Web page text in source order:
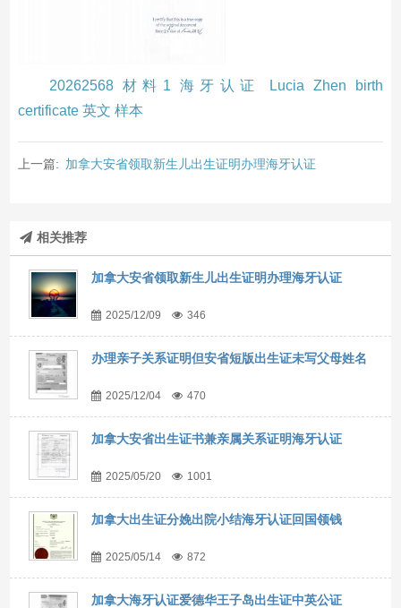
20262568 材料1 海牙认证 Lucia Zhen birth
certificate 英文 样本
上一篇: 加拿大安省领取新生儿出生证明办理海牙认证
相关推荐
加拿大安省领取新生儿出生证明办理海牙认证
2025/12/09 346
办理亲子关系证明但安省短版出生证未写父母姓名
2025/12/04 470
加拿大安省出生证书兼亲属关系证明海牙认证
2025/05/20 1001
加拿大出生证分娩出院小结海牙认证回国领钱
2025/05/14 872
加拿大海牙认证爱德华王子岛出生证中英公证